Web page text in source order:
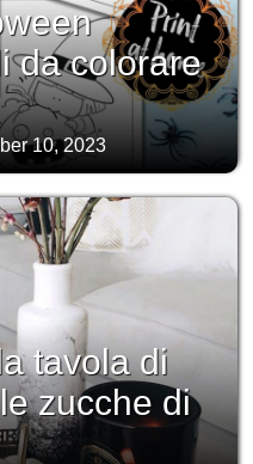
da colorare
10, 2023
tavola di
zucche di